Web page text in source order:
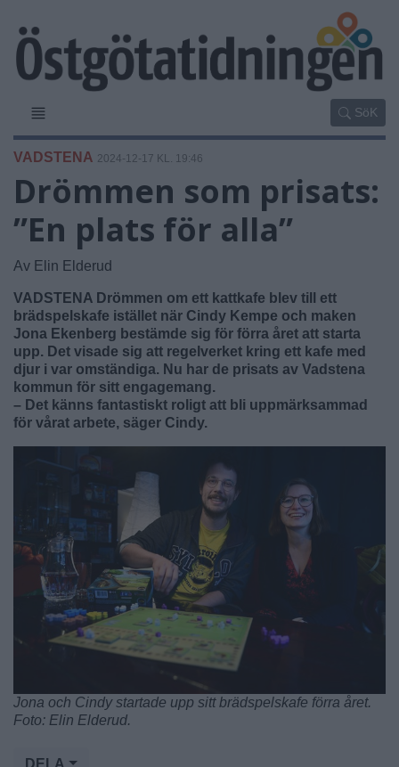
SöK
VADSTENA 2024-12-17 KL. 19:46
Drömmen som prisats:
”En plats för alla”
Av Elin Elderud
VADSTENA Drömmen om ett kattkafe blev till ett
brädspelskafe istället när Cindy Kempe och maken
Jona Ekenberg bestämde sig för förra året att starta
upp. Det visade sig att regelverket kring ett kafe med
djur i var omständiga. Nu har de prisats av Vadstena
kommun för sitt engagemang.
– Det känns fantastiskt roligt att bli uppmärksammad
för vårat arbete, säger Cindy.
Jona och Cindy startade upp sitt brädspelskafe förra året.
Foto: Elin Elderud.